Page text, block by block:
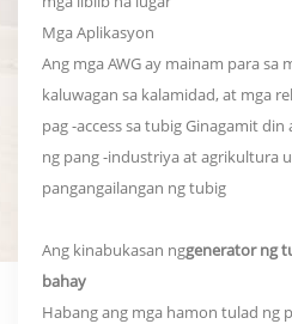
Mga Aplikasyon
Ang mga AWG ay mainam para sa
kaluwagan sa kalamidad, at mga
pag -access sa tubig Ginagamit
ng pang -industriya at agrikultura
pangangailangan ng tubig
Ang kinabukasan nggenerator ng
bahay
Habang ang mga hamon tulad ng